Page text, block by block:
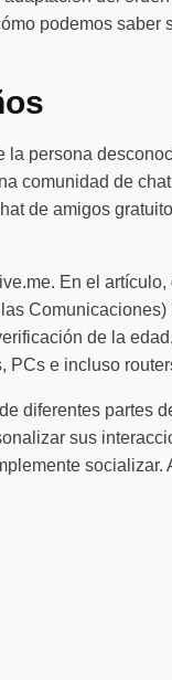
podemos
persona
comunidad de
de amigos
En el
de la
PCs e incluso
diferentes partes
sus